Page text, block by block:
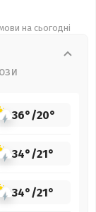
на сьогодні
36°/20°
34°/21°
34°/21°